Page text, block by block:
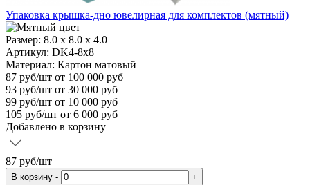
Упаковка крышка-дно ювелирная для комплектов (мятный)
Размер: 8.0 x 8.0 x 4.0
Артикул: DK4-8x8
Материал: Картон матовый
87 руб/шт от 100 000 руб
93 руб/шт от 30 000 руб
99 руб/шт от 10 000 руб
105 руб/шт от 6 000 руб
Добавлено в корзину
87 руб/шт
В корзину - +